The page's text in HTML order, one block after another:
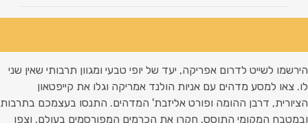
לשייט לדרום אפריקה, יעד של יופי טבעי ומגוון תרבותי שאין שני
צאו למסע מדהים עם אניות הולנד אמריקה וגלו את קייפטאון
דרבן ההומה ופורט אליזבת' המדהים. התנסו בעצמכם בתרבות
המקומי התוסס, חקרו את הכרמים המפורסמים בעולם, וצפו